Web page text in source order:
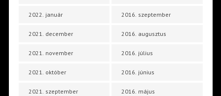
2022. január
2021. december
2021. november
2021. október
2021. szeptember
2016. szeptember
2016. augusztus
2016. július
2016. június
2016. május